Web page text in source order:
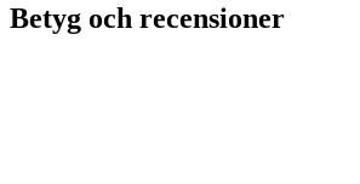
Betyg och recensioner